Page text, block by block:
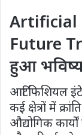
Artificial
Future
हुआ
आर्टिफिशियल
कई क्षेत्रों में
औद्योगिक